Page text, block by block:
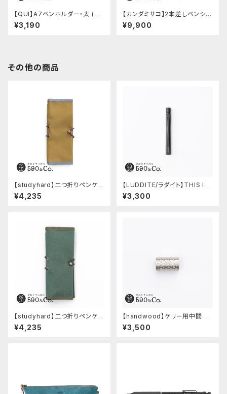
【QUI】A7ペンホルダー・太 (ブ
ラック)
¥3,190
【カンダミサコ】2本差しペンシー
ス・ミネルバボックス (ローズア
ンティコ)
¥9,900
その他の商品
【studyhard】二つ折りペンケー
ス ミニマムコンパクトサイズ
(カーキ)
¥4,235
【LUDDITE/ラダイト】THIS IN
DUSTRIAL 芯ケース2 (Facto
ry Model BK)
¥3,300
【studyhard】二つ折りペンケー
ス ミニマムコンパクトサイズ
(アクアブルー)
¥4,235
【handwood】ケリー用中間パ
ーツ/カスタムグリップ (ディンプ
ル/ステンレス)
¥3,500